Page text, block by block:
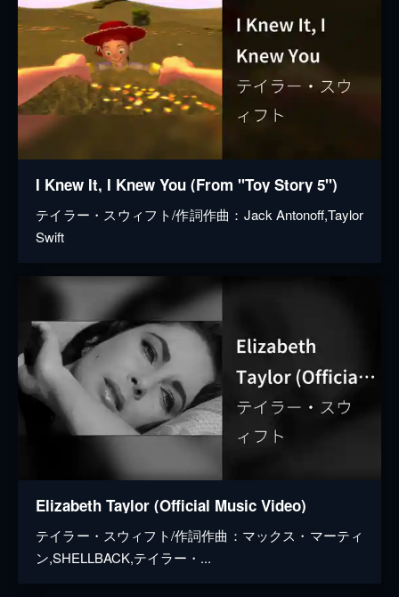
I Knew It, I Knew You (From "Toy Story 5")
テイラー・スウィフト/作詞作曲：Jack Antonoff,Taylor
Swift
Elizabeth Taylor (Official Music Video)
テイラー・スウィフト/作詞作曲：マックス・マーティ
ン,SHELLBACK,テイラー・...